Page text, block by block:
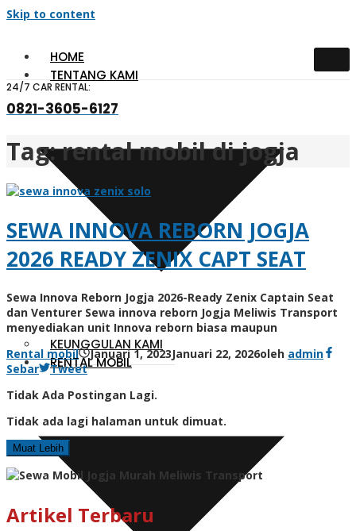
Skip to content
HOME
TENTANG KAMI
KEUNGGULAN KAMI
RENTAL MOBIL
24/7 CAR RENTAL:
0821-3605-6127
Tag:rental mobil di jogja
SEWA INNOVA REBORN JOGJA
2026 READY ZENIX CAPT SEAT
Sewa Innova Reborn Jogja 2026-Ready Zenix Captain Seat
dan Venturer Sewa innova reborn Jogja Meliwis Transport
menyediakan unit Innova reborn biasa maupun
Rental mobil
Januari 1, 2023Januari 22, 2026oleh admin
Sebar
Tweet
Tidak Ada Postingan Lagi.
Tidak ada lagi halaman untuk dimuat.
Muat Lebih
Artikel Terbaru